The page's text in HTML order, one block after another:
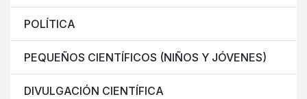
POLÍTICA
PEQUEÑOS CIENTÍFICOS (NIÑOS Y JÓVENES)
DIVULGACIÓN CIENTÍFICA